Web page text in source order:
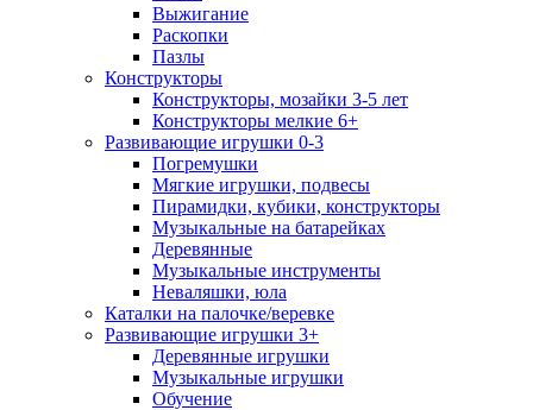
Выжигание
Раскопки
Пазлы
Конструкторы
Конструкторы, мозайки 3-5 лет
Конструкторы мелкие 6+
Развивающие игрушки 0-3
Погремушки
Мягкие игрушки, подвесы
Пирамидки, кубики, конструкторы
Музыкальные на батарейках
Деревянные
Музыкальные инструменты
Неваляшки, юла
Каталки на палочке/веревке
Развивающие игрушки 3+
Деревянные игрушки
Музыкальные игрушки
Обучение